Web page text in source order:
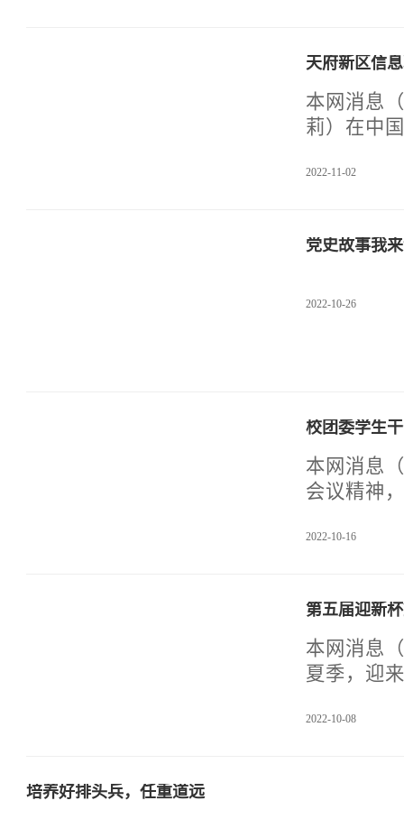
天府新区信
本网消息​
莉）在中
华，青春
学工党委
2022-11-02
党史故事我
2022-10-26
校团委学生
本网消息
会议精神
话。
2022-10-16
第五届迎新
本网消息
夏季，迎
院于2022
2022-10-08
培养好排头兵，任重道远